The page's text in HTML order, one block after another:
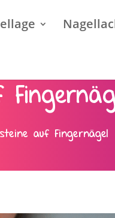
auf Fingernägel